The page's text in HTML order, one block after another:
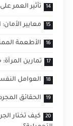
تأثير العمر
معايير
الأطعمة
تمارين
العوامل
الحقائق
كيف تختار